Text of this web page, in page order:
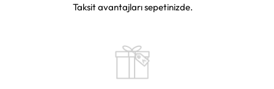
Taksit avantajları sepetinizde.